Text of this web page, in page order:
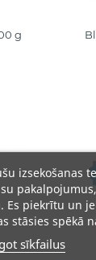
g
izsekošanas
piekrītu un
stāsies spēkā
sīkfailus